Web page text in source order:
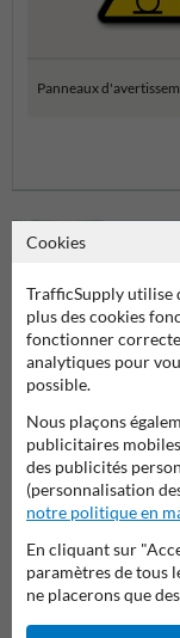
Panneaux
Nom*
Nom de l'entreprise
Cookies
TrafficSupply utilise
plus des cookies
fonctionner
analytiques pour
possible.
Nous plaçons
publicitaires
des publicités
(personnalisation
notre politique en
En cliquant sur
paramètres de tous
ne placerons que